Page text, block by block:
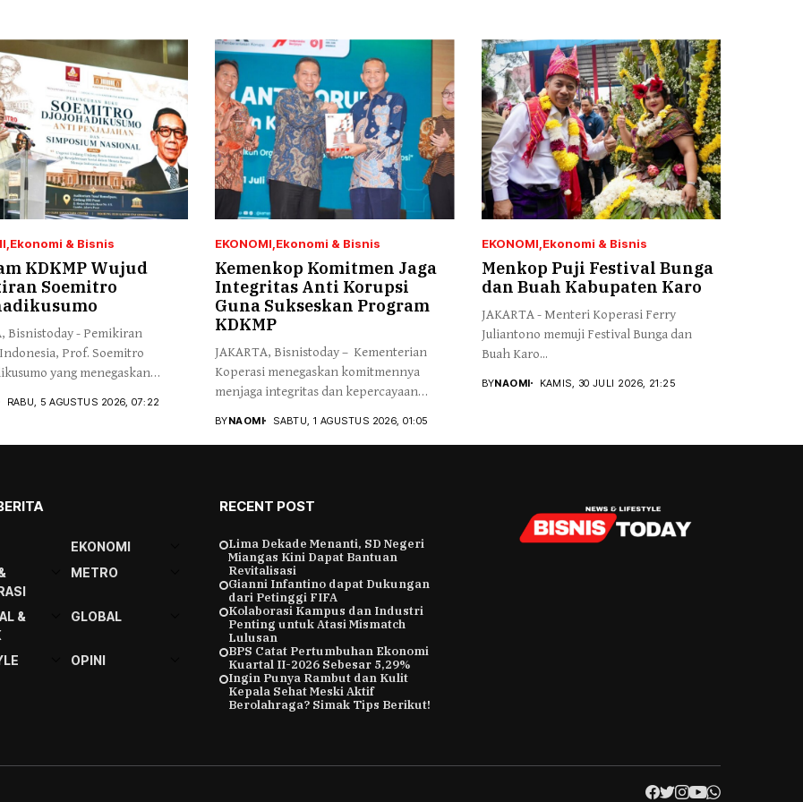
Ekonomi & Bisnis
KDKMP Wujud
Soemitro
Bisnistoday - Pemikiran
Prof. Soemitro
yang menegaskan
RABU, 5 AGUSTUS 2026, 07:22
EKONOMI Ekonomi & Bisnis
Kemenkop Komitmen Jaga
Integritas Anti Korupsi
Guna Sukseskan Program
KDKMP
JAKARTA, Bisnistoday – Kementerian
Koperasi menegaskan komitmennya
menjaga integritas dan kepercayaan
BYNAOMI SABTU, 1 AGUSTUS 2026, 01:05
EKONOMI Ekonomi & Bisnis
Menkop Puji Festival Bunga
dan Buah Kabupaten Karo
JAKARTA - Menteri Koperasi Ferry
Juliantono memuji Festival Bunga dan
Buah Karo...
BYNAOMI KAMIS, 30 JULI 2026, 21:25
EKONOMI
METRO
&
GLOBAL
OPINI
RECENT POST
Lima Dekade Menanti, SD Negeri
Miangas Kini Dapat Bantuan
Revitalisasi
Gianni Infantino dapat Dukungan
dari Petinggi FIFA
Kolaborasi Kampus dan Industri
Penting untuk Atasi Mismatch
Lulusan
BPS Catat Pertumbuhan Ekonomi
Kuartal II-2026 Sebesar 5,29%
Ingin Punya Rambut dan Kulit
Kepala Sehat Meski Aktif
Berolahraga? Simak Tips Berikut!